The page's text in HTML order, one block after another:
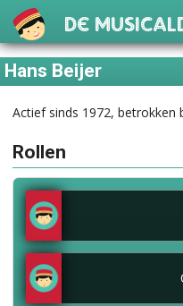
De
Hans Beijer
Actief sinds 1972, betrokken
Rollen